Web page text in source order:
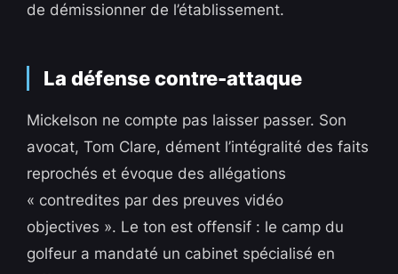
de démissionner de l’établissement.
La défense contre-attaque
Mickelson ne compte pas laisser passer. Son
avocat, Tom Clare, dément l’intégralité des faits
reprochés et évoque des allégations
« contredites par des preuves vidéo
objectives ». Le ton est offensif : le camp du
golfeur a mandaté un cabinet spécialisé en